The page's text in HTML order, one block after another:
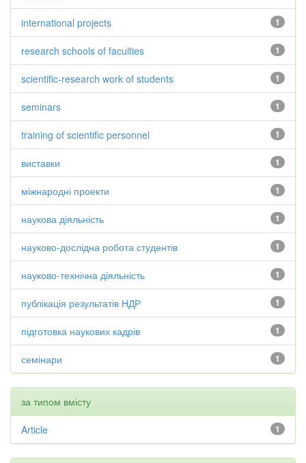
1
international projects
1
research schools of faculties
1
scientific-research work of students
1
seminars
1
training of scientific personnel
1
виставки
1
міжнародні проекти
1
наукова діяльність
1
науково-дослідна робота студентів
1
науково-технічна діяльність
1
публікація результатів НДР
1
підготовка наукових кадрів
1
семінари
за типом вмісту
1
Article